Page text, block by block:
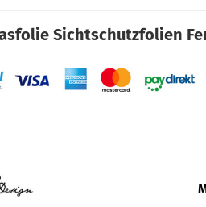
Sichtschutzfolien